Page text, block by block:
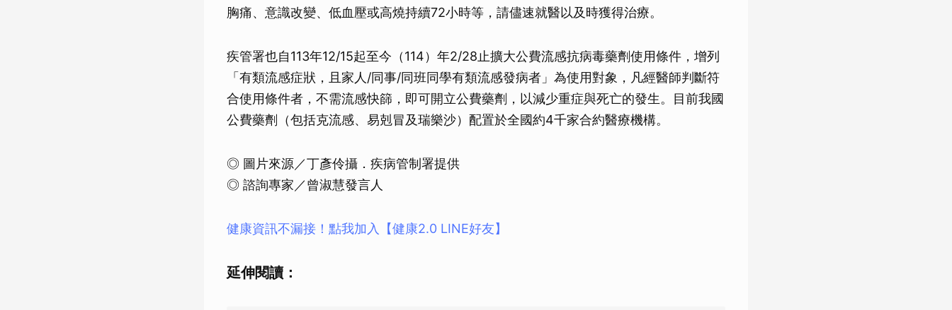
胸痛、意識改變、低血壓或高燒持續72小時等，請儘速就醫以及時獲得治療。
疾管署也自113年12/15起至今（114）年2/28止擴大公費流感抗病毒藥劑使用條件，增列
「有類流感症狀，且家人/同事/同班同學有類流感發病者」為使用對象，凡經醫師判斷符
合使用條件者，不需流感快篩，即可開立公費藥劑，以減少重症與死亡的發生。目前我國
公費藥劑（包括克流感、易剋冒及瑞樂沙）配置於全國約4千家合約醫療機構。
◎ 圖片來源／丁彥伶攝．疾病管制署提供
◎ 諮詢專家／曾淑慧發言人
健康資訊不漏接！點我加入【健康2.0 LINE好友】
延伸閱讀：